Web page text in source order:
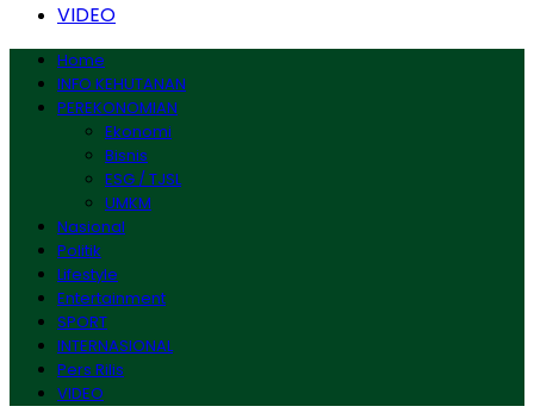
VIDEO
Home
INFO KEHUTANAN
PEREKONOMIAN
Ekonomi
Bisnis
ESG / TJSL
UMKM
Nasional
Politik
Lifestyle
Entertainment
SPORT
INTERNASIONAL
Pers Rilis
VIDEO